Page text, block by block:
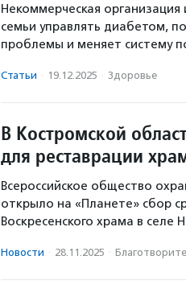
Некоммерческая
семьи управлять диабетом,
проблемы и меняет систему
Статьи · 19.12.2025 · Здоровье
В Костромской
для реставрации
Всероссийское общество
открыло на «Планете» сбор
Воскресенского храма в селе
Новости · 28.11.2025 ·